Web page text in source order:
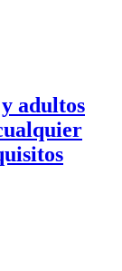
adultos